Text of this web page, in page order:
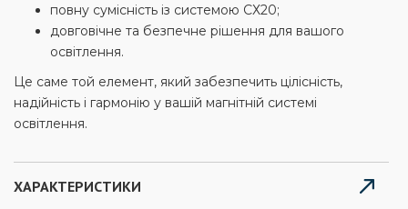
повну сумісність із системою СХ20;
довговічне та безпечне рішення для вашого
освітлення.
Це саме той елемент, який забезпечить цілісність,
надійність і гармонію у вашій магнітній системі
освітлення.
ХАРАКТЕРИСТИКИ